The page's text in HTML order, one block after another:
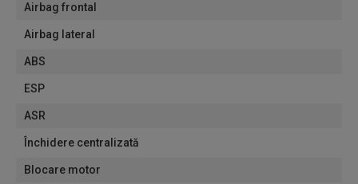
Airbag frontal
Airbag lateral
ABS
ESP
ASR
Închidere centralizată
Blocare motor